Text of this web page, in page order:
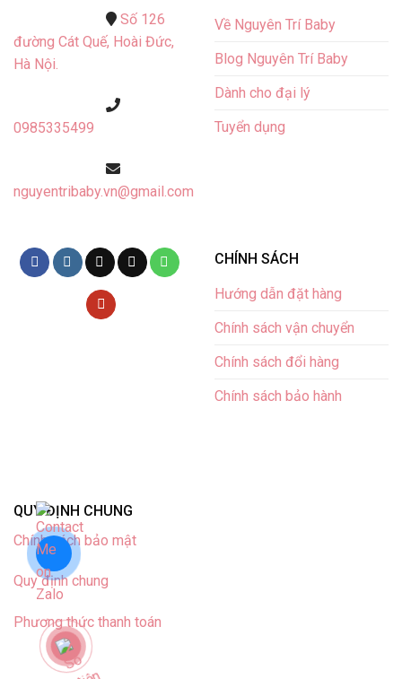
Số 126
đường Cát Quế, Hoài Đức,
Hà Nội.
0985335499
nguyentribaby.vn@gmail.com
Về Nguyên Trí Baby
Blog Nguyên Trí Baby
Dành cho đại lý
Tuyển dụng
CHÍNH SÁCH
Hướng dẫn đặt hàng
Chính sách vận chuyển
Chính sách đổi hàng
Chính sách bảo hành
QUY ĐỊNH CHUNG
Chính sách bảo mật
Quy định chung
Phương thức thanh toán